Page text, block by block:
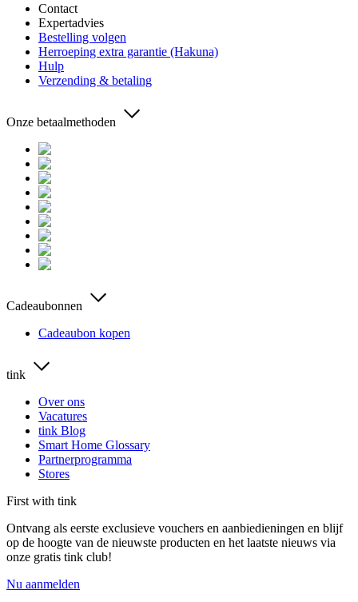
Contact
Expertadvies
Bestelling volgen
Herroeping extra garantie (Hakuna)
Hulp
Verzending & betaling
Onze betaalmethoden
Cadeaubonnen
Cadeaubon kopen
tink
Over ons
Vacatures
tink Blog
Smart Home Glossary
Partnerprogramma
Stores
First with tink
Ontvang als eerste exclusieve vouchers en aanbiedieningen en blijf
op de hoogte van de nieuwste producten en het laatste nieuws via
onze gratis tink club!
Nu aanmelden